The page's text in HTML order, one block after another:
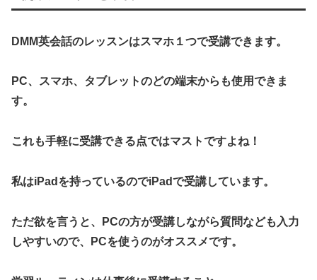
DMM英会話のレッスンはスマホ１つで受講できます。
PC、スマホ、タブレットのどの端末からも使用できま
す。
これも手軽に受講できる点ではマストですよね！
私はiPadを持っているのでiPadで受講しています。
ただ欲を言うと、PCの方が受講しながら質問なども入力
しやすいので、PCを使うのがオススメです。